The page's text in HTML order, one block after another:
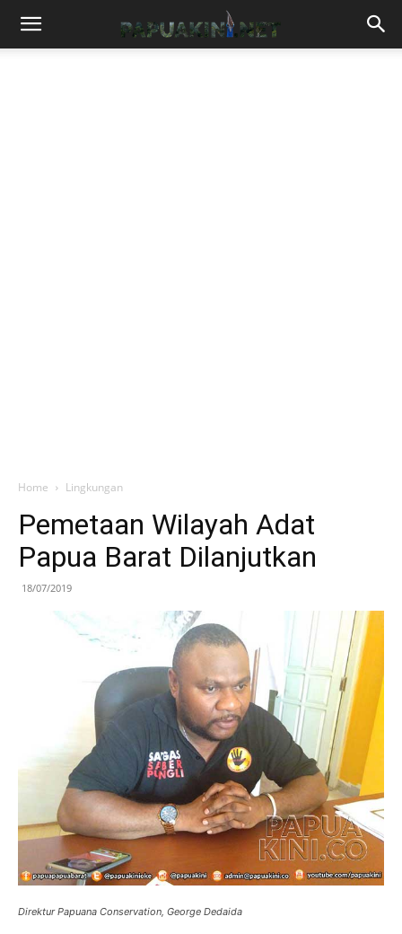
Home Lingkungan
Pemetaan Wilayah Adat
Papua Barat Dilanjutkan
18/07/2019
Direktur Papuana Conservation, George Dedaida